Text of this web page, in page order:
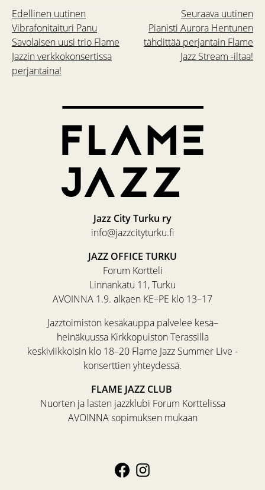
Seuraava uutinen
Pianisti Aurora Hentunen
tähdittää perjantain Flame
Jazz Stream -iltaa!
Edellinen uutinen
Vibrafonitaituri Panu
Savolaisen uusi trio Flame
Jazzin verkkokonsertissa
perjantaina!
Jazz City Turku ry
info@jazzcityturku.fi
JAZZ OFFICE TURKU
Forum Kortteli
Linnankatu 11, Turku
AVOINNA 1.9. alkaen KE–PE klo 13–17
Jazztoimiston kesäkauppa palvelee kesä–
heinäkuussa Kirkkopuiston Terassilla
keskiviikkoisin klo 18–20 Flame Jazz Summer Live -
konserttien yhteydessä.
FLAME JAZZ CLUB
Nuorten ja lasten jazzklubi Forum Korttelissa
AVOINNA sopimuksen mukaan